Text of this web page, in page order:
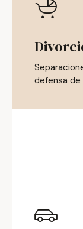
defensa